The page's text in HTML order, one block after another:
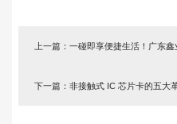
上一篇：一碰即享便捷生活！广东
下一篇：非接触式 IC 芯片卡的五大